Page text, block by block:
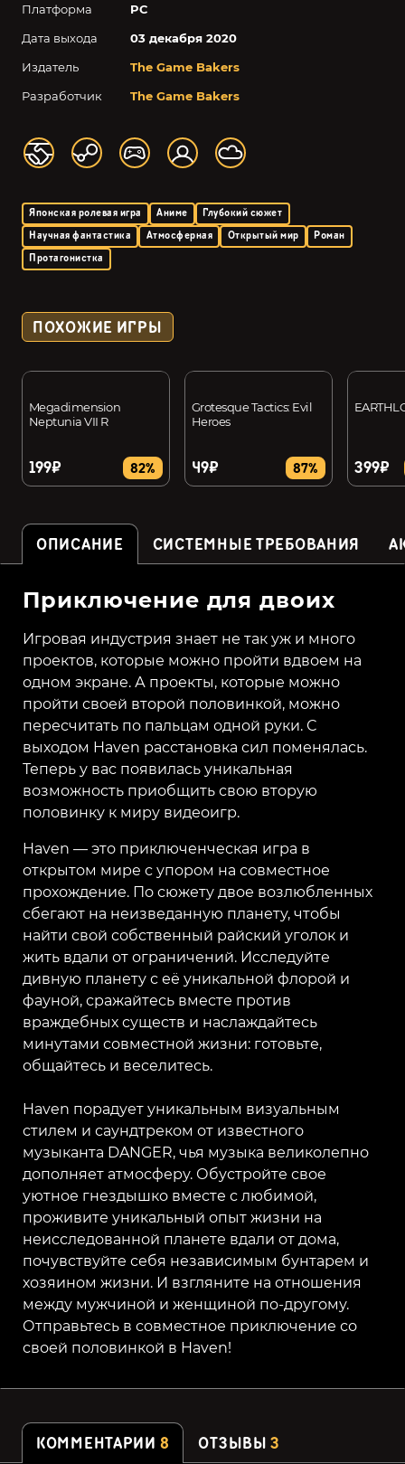
Платформа
PC
Дата выхода
03 декабря 2020
Издатель
The Game Bakers
Разработчик
The Game Bakers
Японская ролевая игра Аниме
Глубокий сюжет
Научная фантастика
Атмосферная Открытый мир
Роман
Протагонистка
ПОХОЖИЕ ИГРЫ
Megadimension
Neptunia VII R
199₽ 82%
Grotesque Tactics: Evil
Heroes
49₽ 87% 399₽
ОПИСАНИЕ СИСТЕМНЫЕ ТРЕБОВАНИЯ
Приключение для двоих
Игровая индустрия знает не так уж и много
проектов, которые можно пройти вдвоем на
одном экране. А проекты, которые можно
пройти своей второй половинкой, можно
пересчитать по пальцам одной руки. С
выходом Haven расстановка сил поменялась.
Теперь у вас появилась уникальная
возможность приобщить свою вторую
половинку к миру видеоигр.
Haven — это приключенческая игра в
открытом мире с упором на совместное
прохождение. По сюжету двое возлюбленных
сбегают на неизведанную планету, чтобы
найти свой собственный райский уголок и
жить вдали от ограничений. Исследуйте
дивную планету с её уникальной флорой и
фауной, сражайтесь вместе против
враждебных существ и наслаждайтесь
минутами совместной жизни: готовьте,
общайтесь и веселитесь.
Haven порадует уникальным визуальным
стилем и саундтреком от известного
музыканта DANGER, чья музыка великолепно
дополняет атмосферу. Обустройте свое
уютное гнездышко вместе с любимой,
проживите уникальный опыт жизни на
неисследованной планете вдали от дома,
почувствуйте себя независимым бунтарем и
хозяином жизни. И взгляните на отношения
между мужчиной и женщиной по-другому.
Отправьтесь в совместное приключение со
своей половинкой в Haven!
КОММЕНТАРИИ 8 ОТЗЫВЫ3